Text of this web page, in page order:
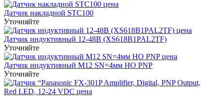
Датчик накладной STC100
Уточняйте
Датчик индуктивный 12-48В (XS618B1PAL2TF)
Уточняйте
Датчик индуктивный M12 SN=4мм НО PNP
Уточняйте